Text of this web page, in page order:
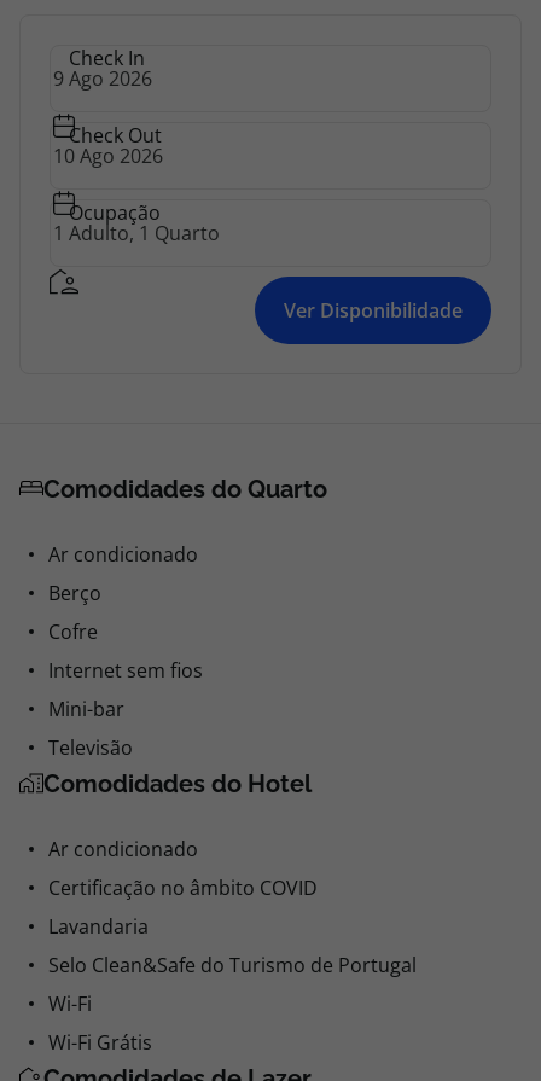
Check In
Check Out
Ocupação
Ver Disponibilidade
Comodidades do Quarto
Ar condicionado
Berço
Cofre
Internet sem fios
Mini-bar
Televisão
Comodidades do Hotel
Ar condicionado
Certificação no âmbito COVID
Lavandaria
Selo Clean&Safe do Turismo de Portugal
Wi-Fi
Wi-Fi Grátis